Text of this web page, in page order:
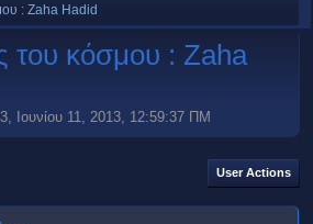
: Zaha Hadid
του κόσμου : Zaha
Ιουνίου 11, 2013, 12:59:37 ΠΜ
User Actions